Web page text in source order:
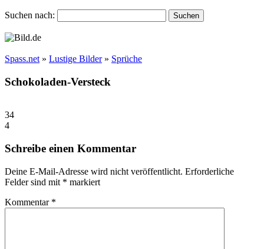
Suchen nach:
Spass.net » Lustige Bilder» Sprüche
Schokoladen-Versteck
34
4
Schreibe einen Kommentar
Deine E-Mail-Adresse wird nicht veröffentlicht. Erforderliche
Felder sind mit * markiert
Kommentar *